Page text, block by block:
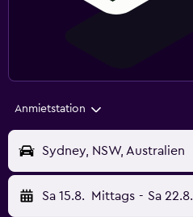
Anmietstation
Sydney, NSW, Australien
Sa 15.8. Mittags - Sa 22.8.